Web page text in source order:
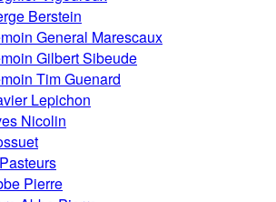
Berstein
General Marescaux
Gilbert Sibeude
Tim Guenard
Lepichon
Nicolin
Pierre